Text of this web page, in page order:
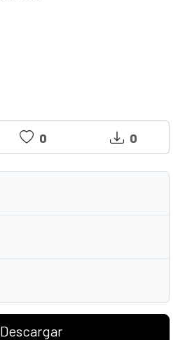
0 0
Descargar